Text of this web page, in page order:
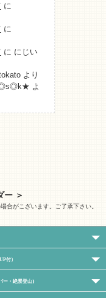
に
に
に にじい
より
よ
ー ＞
合がこざいます。ご了承下さい。
付）
ー・絶景登山）